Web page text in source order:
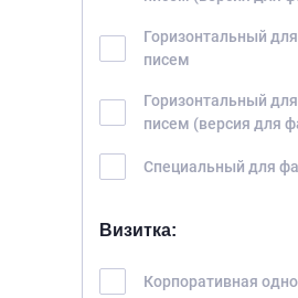
Горизонтальный
писем
Горизонтальный
писем (версия для
Специальный для
Визитка:
Корпоративная